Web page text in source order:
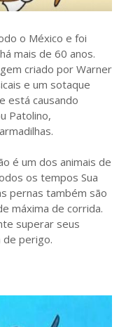
o México e foi
mais de 60 anos.
criado por Warner
e um sotaque
está causando
Patolino,
é um dos animais de
os tempos Sua
pernas também são
máxima de corrida.
superar seus
de perigo.